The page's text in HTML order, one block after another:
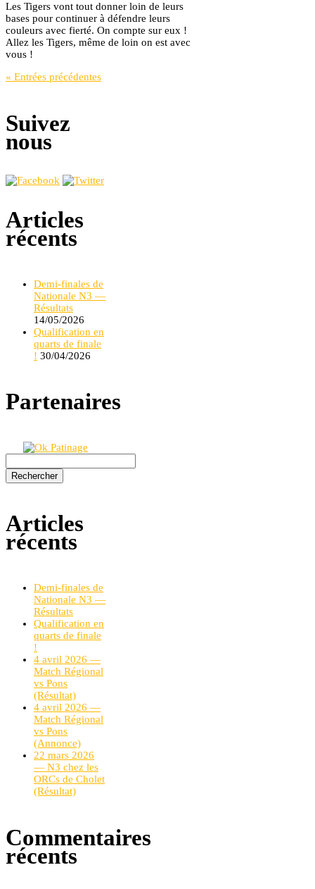
Les Tigers vont tout donner loin de leurs
bases pour continuer à défendre leurs
couleurs avec fierté. On compte sur eux !
Allez les Tigers, même de loin on est avec
vous !
« Entrées précédentes
Suivez
nous
Articles
récents
Demi-finales de
Nationale N3 —
Résultats
14/05/2026
Qualification en
quarts de finale
! 30/04/2026
Partenaires
Articles
récents
Demi-finales de
Nationale N3 —
Résultats
Qualification en
quarts de finale
!
4 avril 2026 —
Match Régional
vs Pons
(Résultat)
4 avril 2026 —
Match Régional
vs Pons
(Annonce)
22 mars 2026
— N3 chez les
ORCs de Cholet
(Résultat)
Commentaires
récents